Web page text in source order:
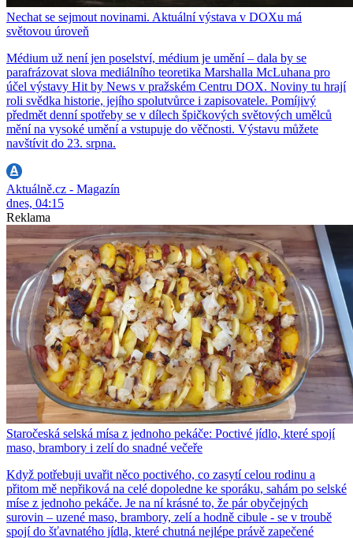
Nechat se sejmout novinami. Aktuální výstava v DOXu má
světovou úroveň
Médium už není jen poselství, médium je umění – dala by se
parafrázovat slova mediálního teoretika Marshalla McLuhana pro
účel výstavy Hit by News v pražském Centru DOX. Noviny tu hrají
roli svědka historie, jejího spolutvůrce i zapisovatele. Pomíjivý
předmět denní spotřeby se v dílech špičkových světových umělců
mění na vysoké umění a vstupuje do věčnosti. Výstavu můžete
navštívit do 23. srpna.
Aktuálně.cz - Magazín
dnes, 04:15
Reklama
Staročeská selská mísa z jednoho pekáče: Poctivé jídlo, které spojí
maso, brambory i zelí do snadné večeře
Když potřebuji uvařit něco poctivého, co zasytí celou rodinu a
přitom mě nepřiková na celé dopoledne ke sporáku, sahám po selské
míse z jednoho pekáče. Je na ní krásné to, že pár obyčejných
surovin – uzené maso, brambory, zelí a hodně cibule - se v troubě
spojí do šťavnatého jídla, které chutná nejlépe právě zapečené